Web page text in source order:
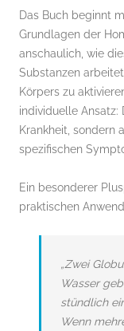
Das Buch beginnt
Grundlagen der
anschaulich, wie
Substanzen
Körpers zu
individuelle
Krankheit, sondern
spezifischen
Ein besonderer
praktischen
„Zwei
Wasser
stündlich
Wenn